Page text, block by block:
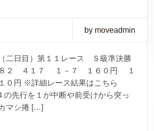
by moveadmin
二日目）第１１レース Ｓ級準決勝
２ ４１７ １－７ １６０円 １
０円 ※詳細レース結果はこちら
の先行を１が中断や前受けから突っ
マシ捲 […]